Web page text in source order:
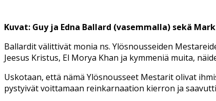
Kuvat: Guy ja Edna Ballard (vasemmalla) sekä
Ballardit välittivät monia ns. Ylösnousseiden
Jeesus Kristus, El Morya Khan ja kymmeniä muita,
Uskotaan, että nämä Ylösnousseet Mestarit olivat
pystyivät voittamaan reinkarnaation kierron ja